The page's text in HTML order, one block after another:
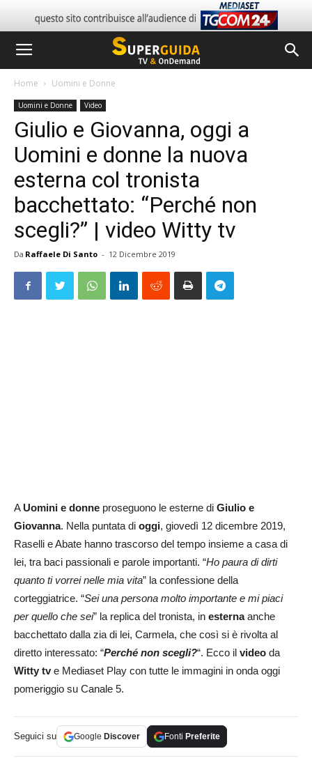
Home Uomini e Donne
Uomini e Donne Video
Giulio e Giovanna, oggi a
Uomini e donne la nuova
esterna col tronista
bacchettato: “Perché non
scegli?” | video Witty tv
Da Raffaele Di Santo - 12 Dicembre 2019
A Uomini e donne proseguono le esterne di Giulio e
Giovanna. Nella puntata di oggi, giovedì 12 dicembre 2019,
Raselli e Abate hanno trascorso del tempo insieme a casa di
lei, tra baci passionali e parole importanti. “Ho paura di dirti
quanto ti vorrei nelle mia vita” la confessione della
corteggiatrice. “Sei una persona molto importante e mi piaci
per quello che sei” la replica del tronista, in esternaanche
bacchettato dalla zia di lei, Carmela, che così si è rivolta al
diretto interessato: “Perché non scegli?“. Ecco il video da
Witty tve Mediaset Play con tutte le immagini in onda oggi
pomeriggio su Canale 5.
Seguici su Google Discover Fonti Preferite